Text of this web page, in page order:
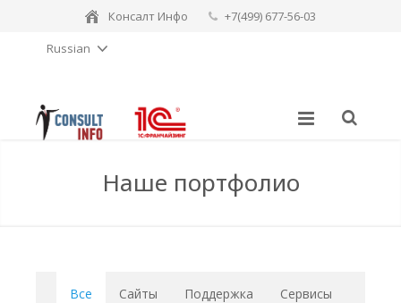
Консалт Инфо
+7(499) 677-56-03
Russian
Наше портфолио
Все Сайты Поддержка Сервисы